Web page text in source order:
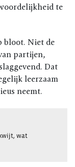
te
bloot. Niet de
partijen,
Dat
leerzaam
neemt.
wat